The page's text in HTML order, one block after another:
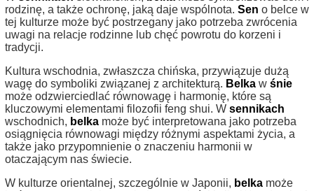
rodzinę, a także ochronę, jaką daje wspólnota. Sen o belce w
tej kulturze może być postrzegany jako potrzeba zwrócenia
uwagi na relacje rodzinne lub chęć powrotu do korzeni i
tradycji.
Kultura wschodnia, zwłaszcza chińska, przywiązuje dużą
wagę do symboliki związanej z architekturą. Belka w śnie
może odzwierciedlać równowagę i harmonię, które są
kluczowymi elementami filozofii feng shui. W sennikach
wschodnich, belka może być interpretowana jako potrzeba
osiągnięcia równowagi między różnymi aspektami życia, a
także jako przypomnienie o znaczeniu harmonii w
otaczającym nas świecie.
W kulturze orientalnej, szczególnie w Japonii, belka może